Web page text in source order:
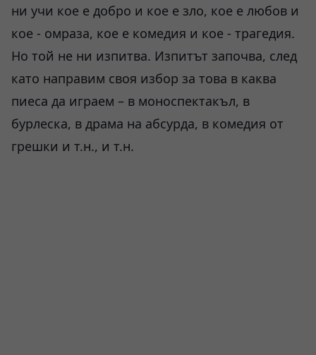
ни учи кое е добро и кое е зло, кое е любов и
кое - омраза, кое е комедия и кое - трагедия.
Но той не ни изпитва. Изпитът започва, след
като направим своя избор за това в каква
пиеса да играем – в моноспектакъл, в
бурлеска, в драма на абсурда, в комедия от
грешки и т.н., и т.н.